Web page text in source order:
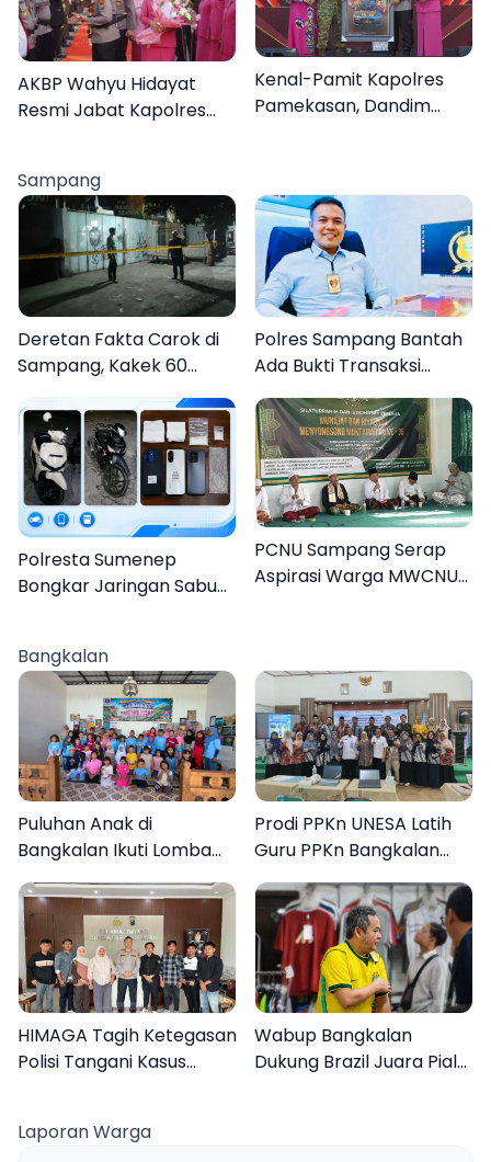
AKBP Wahyu Hidayat
Resmi Jabat Kapolres
Kenal-Pamit Kapolres
Pamekasan, Dandim
Sampang
Deretan Fakta Carok di
Sampang, Kakek 60
Tahun Duel Melawan 2
Pria
Polres Sampang Bantah
Ada Bukti Transaksi
dalam Kasus Rudapaksa
Anak 27 Tersangka
Polresta Sumenep
Bongkar Jaringan Sabu
PCNU Sampang Serap
Aspirasi Warga MWCNU
Bangkalan
Puluhan Anak di
Bangkalan Ikuti Lomba
Mewarnai Bertema
Liburan Keluarga
Prodi PPKn UNESA Latih
Guru PPKn Bangkalan
dengan Pembelajaran
Inovasi Teknologi
HIMAGA Tagih Ketegasan
Polisi Tangani Kasus
Wabup Bangkalan
Dukung Brazil Juara Piala
Laporan Warga